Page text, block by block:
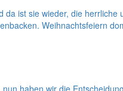
ist sie wieder, die
Weihnachtsfeiern